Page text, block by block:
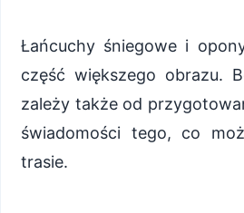
Łańcuchy śniegowe i
część większego obrazu.
zależy także od
świadomości tego, co
trasie.